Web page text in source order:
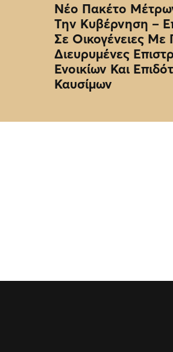
Νέο Πακέτο
Την Κυβέρνηση –
Σε Οικογένειες Με
Διευρυμένες
Ενοικίων Και
Καυσίμων